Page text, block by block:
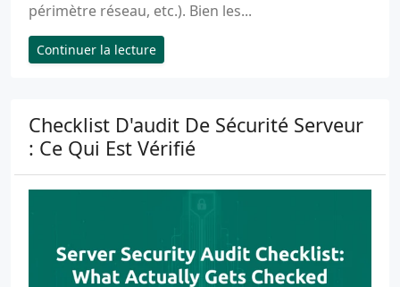
périmètre réseau, etc.). Bien les...
Continuer la lecture
Checklist D'audit De Sécurité Serveur
: Ce Qui Est Vérifié